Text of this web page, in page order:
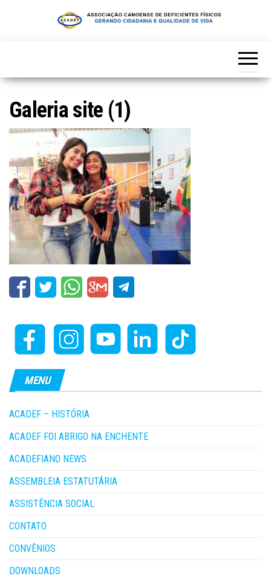
Galeria site (1)
MENU
ACADEF – HISTÓRIA
ACADEF FOI ABRIGO NA ENCHENTE
ACADEFIANO NEWS
ASSEMBLEIA ESTATUTÁRIA
ASSISTÊNCIA SOCIAL
CONTATO
CONVÊNIOS
DOWNLOADS